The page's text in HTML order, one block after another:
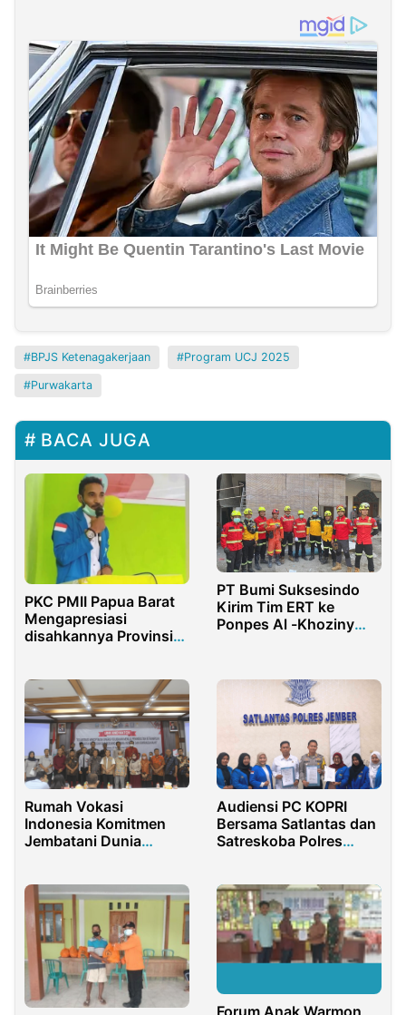
BPJS Ketenagakerjaan Program UCJ 2025
Purwakarta
BACA JUGA
PKC PMII Papua Barat
Mengapresiasi
disahkannya Provinsi
PT Bumi Suksesindo
Kirim Tim ERT ke
Ponpes Al -Khoziny
Rumah Vokasi
Indonesia Komitmen
Jembatani Dunia
Audiensi PC KOPRI
Bersama Satlantas dan
Satreskoba Polres
Aman Berkendara dan
Bebas Narkoba